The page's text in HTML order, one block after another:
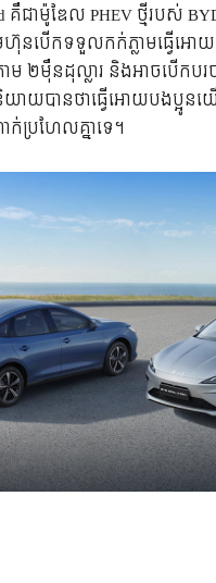
គឺជាម៉ូឌែល PHEV ថ្មីរបស់
បើកទទួលកក់ភ្លាមធ្វើអោយផ្
ោម ២ម៉ឺនដុល្លារ និងអាចបើ
ាយបានថាធ្វើអោយបងប្អូន
ប្រហែលគ្នាទេ។